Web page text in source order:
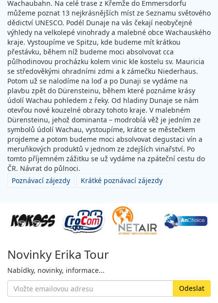
Wachaubahn. Na celé trase z Křemže do Emmersdorfu
můžeme poznat 13 nejkrásnějších míst ze Seznamu světového
dědictví UNESCO. Podél Dunaje na vás čekají neobyčejné
výhledy na velkolepé vinohrady a malebné obce Wachauského
kraje. Vystoupíme ve Spitzu, kde budeme mít krátkou
přestávku, během níž budeme moci absolvovat cca
půlhodinovou procházku kolem vinic kle kostelu sv. Mauricia
se středověkými ohradními zdmi a k zámečku Niederhaus.
Potom už se nalodíme na loď a po Dunaji se vydáme na
plavbu zpět do Dürensteinu, během které poznáme krásy
údolí Wachau pohledem z řeky. Od hladiny Dunaje se nám
otevřou nové kouzelné obrazy tohoto kraje. V malebném
Dürensteinu, jehož dominanta – modrobíá věž je jedním ze
symbolů údolí Wachau, vystoupíme, krátce se městečkem
projdeme a potom budeme moci absolvovat degustaci vín a
meruňkových produktů v jednom ze zdejších vinařství. Po
tomto příjemném zážitku se už vydáme na zpáteční cestu do
ČR. Návrat do půlnoci.
Poznávací zájezdy
Krátké poznávací zájezdy
Novinky Erika Tour
Nabídky, novinky, informace...